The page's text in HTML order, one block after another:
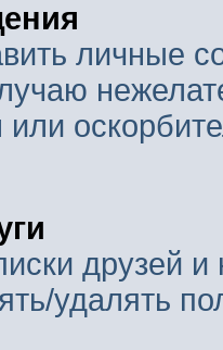
личные
друзей и
удалять